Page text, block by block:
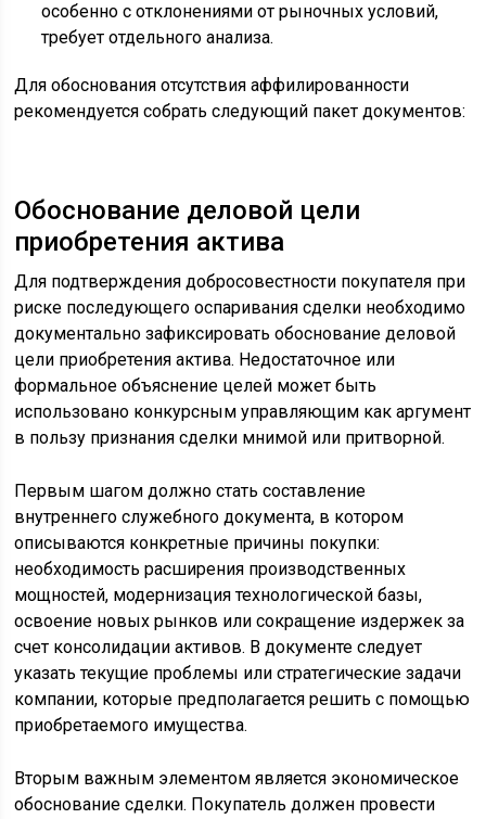
особенно с отклонениями от рыночных условий,
требует отдельного анализа.
Для обоснования отсутствия аффилированности
рекомендуется собрать следующий пакет документов:
Обоснование деловой цели
приобретения актива
Для подтверждения добросовестности покупателя при
риске последующего оспаривания сделки необходимо
документально зафиксировать обоснование деловой
цели приобретения актива. Недостаточное или
формальное объяснение целей может быть
использовано конкурсным управляющим как аргумент
в пользу признания сделки мнимой или притворной.
Первым шагом должно стать составление
внутреннего служебного документа, в котором
описываются конкретные причины покупки:
необходимость расширения производственных
мощностей, модернизация технологической базы,
освоение новых рынков или сокращение издержек за
счет консолидации активов. В документе следует
указать текущие проблемы или стратегические задачи
компании, которые предполагается решить с помощью
приобретаемого имущества.
Вторым важным элементом является экономическое
обоснование сделки. Покупатель должен провести